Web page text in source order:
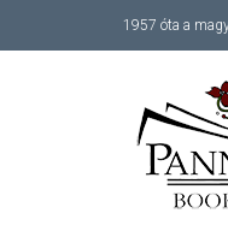
1957 óta a